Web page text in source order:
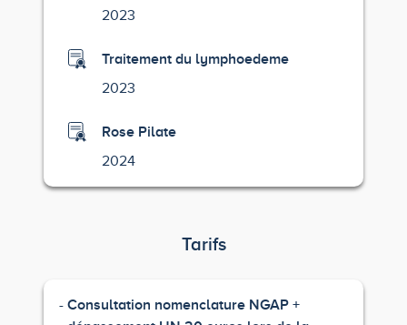
2023
Traitement du lymphoedeme
2023
Rose Pilate
2024
Tarifs
Consultation nomenclature NGAP +